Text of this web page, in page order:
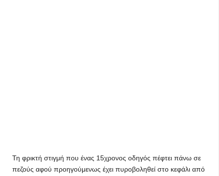
Τη φρικτή στιγμή που ένας 15χρονος οδηγός πέφτει πάνω σε
πεζούς αφού προηγούμενως έχει πυροβοληθεί στο κεφάλι από